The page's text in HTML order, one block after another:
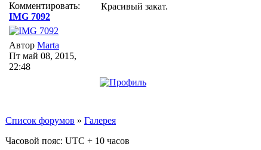
Комментировать:
IMG 7092
Автор Marta
Пт май 08, 2015,
22:48
Красивый закат.
Список форумов » Галерея
Часовой пояс: UTC + 10 часов